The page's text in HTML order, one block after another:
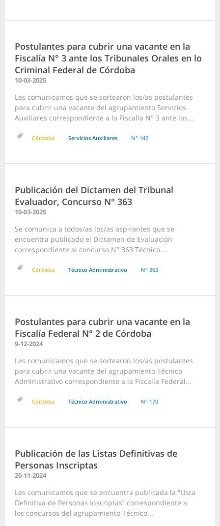
Postulantes para cubrir una vacante en la
Fiscalía N° 3 ante los Tribunales Orales en lo
Criminal Federal de Córdoba
10-03-2025
Les comunicamos que se sortearon los/as postulantes
para cubrir una vacante del agrupamiento Servicios
Auxiliares correspondiente a la Fiscalía N° 3 ante los...
Córdoba Servicios Auxiliares N° 142
Publicación del Dictamen del Tribunal
Evaluador, Concurso N° 363
10-03-2025
Se comunica a todos/as los/as aspirantes que se
encuentra publicado el Dictamen de Evaluación
correspondiente al concurso N° 363 Técnico...
Córdoba Técnico Administrativo N° 363
Postulantes para cubrir una vacante en la
Fiscalía Federal N° 2 de Córdoba
9-12-2024
Les comunicamos que se sortearon los/as postulantes
para cubrir una vacante del agrupamiento Técnico
Administrativo correspondiente a la Fiscalía Federal...
Córdoba Técnico Administrativo N° 170
Publicación de las Listas Definitivas de
Personas Inscriptas
20-11-2024
Les comunicamos que se encuentra publicada la “Lista
Definitiva de Personas Inscriptas” correspondiente a
los concursos del agrupamiento Técnico...